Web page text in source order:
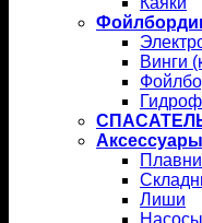
Винги
Аксессуары
Лиши
Насосы